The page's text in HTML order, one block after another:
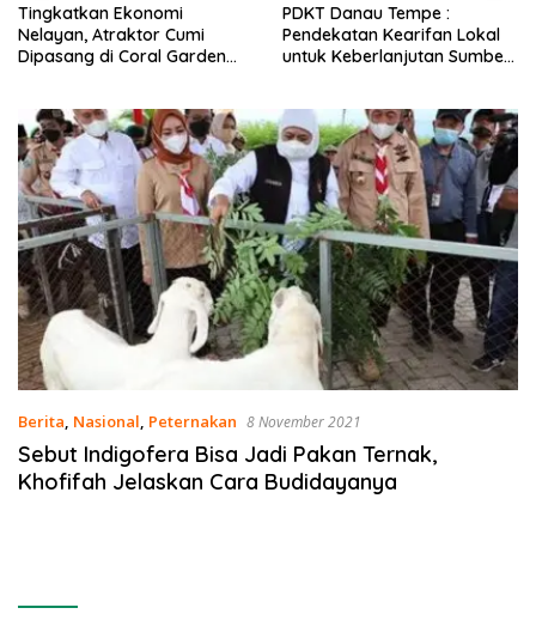
PDKT Danau Tempe :
Pendekatan Kearifan Lokal
untuk Keberlanjutan Sumber
Cara Mengatasi Penyakit
PMK pada Sapi Perah
Alami dan Medis
Berita, Nasional, Peternakan 8 November 2021
Sebut Indigofera Bisa Jadi Pakan Ternak,
Khofifah Jelaskan Cara Budidayanya